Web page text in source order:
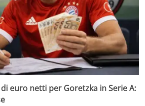
euro netti per Goretzka in Serie A: